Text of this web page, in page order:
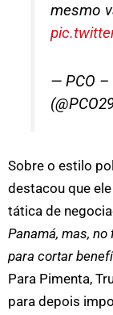
mesmo
— PCO –
Sobre o estilo
destacou que
tática de
Panamá, mas,
para cortar
Para Pimenta,
para depois